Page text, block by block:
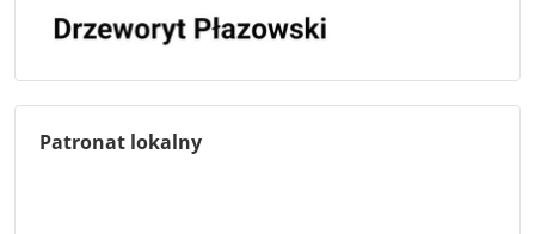
Patronat lokalny